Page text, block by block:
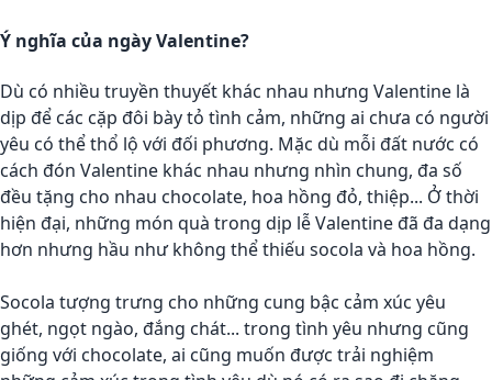
Ý nghĩa của ngày Valentine?
Dù có nhiều truyền thuyết khác nhau nhưng Valentine là
dịp để các cặp đôi bày tỏ tình cảm, những ai chưa có người
yêu có thể thổ lộ với đối phương. Mặc dù mỗi đất nước có
cách đón Valentine khác nhau nhưng nhìn chung, đa số
đều tặng cho nhau chocolate, hoa hồng đỏ, thiệp... Ở thời
hiện đại, những món quà trong dịp lễ Valentine đã đa dạng
hơn nhưng hầu như không thể thiếu socola và hoa hồng.
Socola tượng trưng cho những cung bậc cảm xúc yêu
ghét, ngọt ngào, đắng chát... trong tình yêu nhưng cũng
giống với chocolate, ai cũng muốn được trải nghiệm